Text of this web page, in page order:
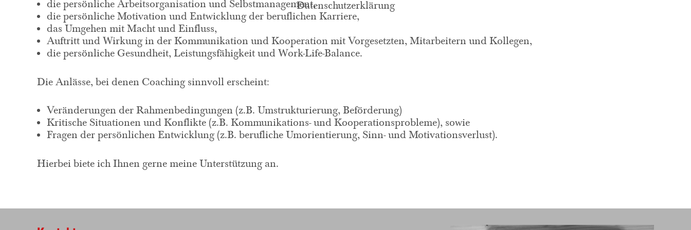
die persönliche Arbeitsorganisation und Selbstmanagement,
die persönliche Motivation und Entwicklung der beruflichen Karriere,
das Umgehen mit Macht und Einfluss,
Auftritt und Wirkung in der Kommunikation und Kooperation mit Vorgesetzten, Mitarbeitern und Kollegen,
die persönliche Gesundheit, Leistungsfähigkeit und Work-Life-Balance.
Die Anlässe, bei denen Coaching sinnvoll erscheint:
Veränderungen der Rahmenbedingungen (z.B. Umstrukturierung, Beförderung)
Kritische Situationen und Konflikte (z.B. Kommunikations- und Kooperationsprobleme), sowie
Fragen der persönlichen Entwicklung (z.B. berufliche Umorientierung, Sinn- und Motivationsverlust).
Hierbei biete ich Ihnen gerne meine Unterstützung an.
Datenschutzerklärung